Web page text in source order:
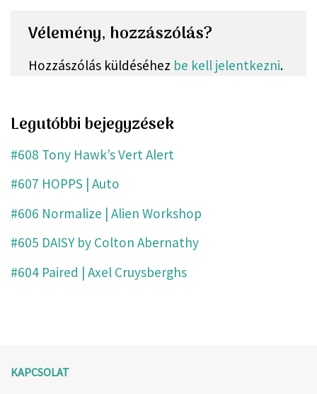
Vélemény, hozzászólás?
Hozzászólás küldéséhez be kell jelentkezni.
Legutóbbi bejegyzések
#608 Tony Hawk’s Vert Alert
#607 HOPPS | Auto
#606 Normalize | Alien Workshop
#605 DAISY by Colton Abernathy
#604 Paired | Axel Cruysberghs
KAPCSOLAT